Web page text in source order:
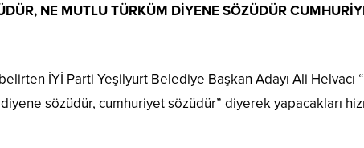
NE MUTLU TÜRKÜM DİYENE SÖZÜDÜR
İYİ Parti Yeşilyurt Belediye Başkan Adayı Ali Helvacı
sözüdür, cumhuriyet sözüdür” diyerek yapacakları